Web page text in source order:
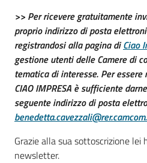
>> Per ricevere gratuitamente
proprio indirizzo di posta
registrandosi alla pagina di Ciao
gestione utenti delle Camere di
tematica di interesse. Per
CIAO IMPRESA è sufficiente
seguente indirizzo di posta
Grazie alla sua sottoscrizione lei
newsletter.